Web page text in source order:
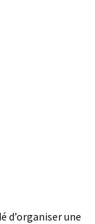
d’organiser une